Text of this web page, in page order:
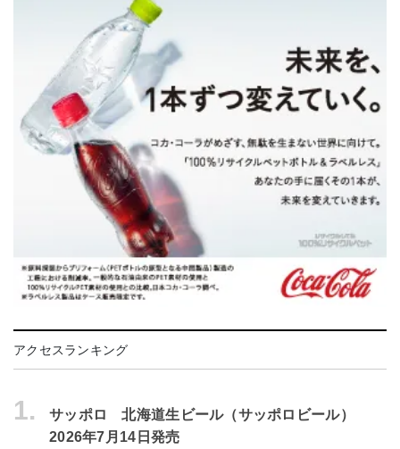
アクセスランキング
1.
サッポロ 北海道生ビール（サッポロビール）
2026年7月14日発売